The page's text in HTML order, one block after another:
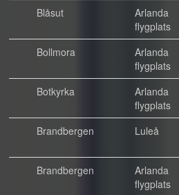
Blåsut
Arlanda
flygplats
Bollmora
Arlanda
flygplats
Botkyrka
Arlanda
flygplats
Brandbergen
Luleå
Brandbergen
Arlanda
flygplats